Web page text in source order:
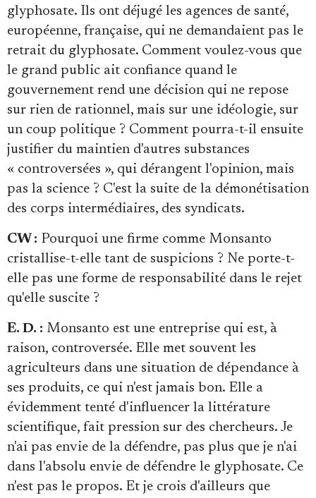
glyphosate. Ils ont déjugé les agences de santé,
européenne, française, qui ne demandaient pas le
retrait du glyphosate. Comment voulez-vous que
le grand public ait confiance quand le
gouvernement rend une décision qui ne repose
sur rien de rationnel, mais sur une idéologie, sur
un coup politique ? Comment pourra-t-il ensuite
justifier du maintien d'autres substances
« controversées », qui dérangent l'opinion, mais
pas la science ? C'est la suite de la démonétisation
des corps intermédiaires, des syndicats.
CW : Pourquoi une firme comme Monsanto
cristallise-t-elle tant de suspicions ? Ne porte-t-
elle pas une forme de responsabilité dans le rejet
qu'elle suscite ?
E. D. : Monsanto est une entreprise qui est, à
raison, controversée. Elle met souvent les
agriculteurs dans une situation de dépendance à
ses produits, ce qui n'est jamais bon. Elle a
évidemment tenté d'influencer la littérature
scientifique, fait pression sur des chercheurs. Je
n'ai pas envie de la défendre, pas plus que je n'ai
dans l'absolu envie de défendre le glyphosate. Ce
n'est pas le propos. Et je crois d'ailleurs que